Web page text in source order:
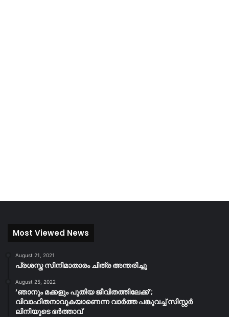
Most Viewed News
August 21, 2021
പ്രശസ്ത സിനിമാതാരം ചിത്ര അന്തരിച്ചു
August 25, 2022
‘ഞാനും മക്കളും പുതിയ ജീവിതത്തിലേക്ക്’;
വിവാഹിതനാവുകയാണെന്ന വാർത്ത പങ്കുവച്ച് സിസ്റ്റർ
ലിനിയുടെ ഭർത്താവ്